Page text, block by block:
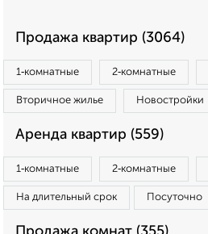
Продажа квартир (3064)
1‑комнатные 2‑комнатные
Вторичное жилье Новостройки
Аренда квартир (559)
1‑комнатные 2‑комнатные
На длительный срок Посуточно